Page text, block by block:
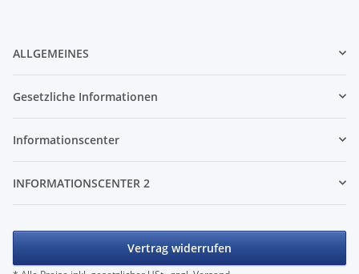
ALLGEMEINES
Gesetzliche Informationen
Informationscenter
INFORMATIONSCENTER 2
Vertrag widerrufen